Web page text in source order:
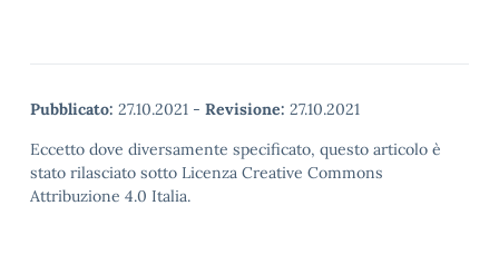
Pubblicato: 27.10.2021 - Revisione: 27.10.2021
Eccetto dove diversamente specificato, questo articolo è
stato rilasciato sotto Licenza Creative Commons
Attribuzione 4.0 Italia.